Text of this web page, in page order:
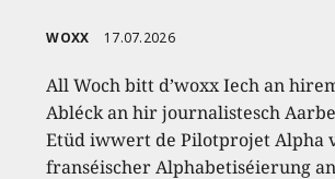
WOXX 17.07.2026
All Woch bitt d’woxx Iech an
Abléck an hir journalistesch
Etüd iwwert de Pilotprojet Alpha
franséischer Alphabetiséierung